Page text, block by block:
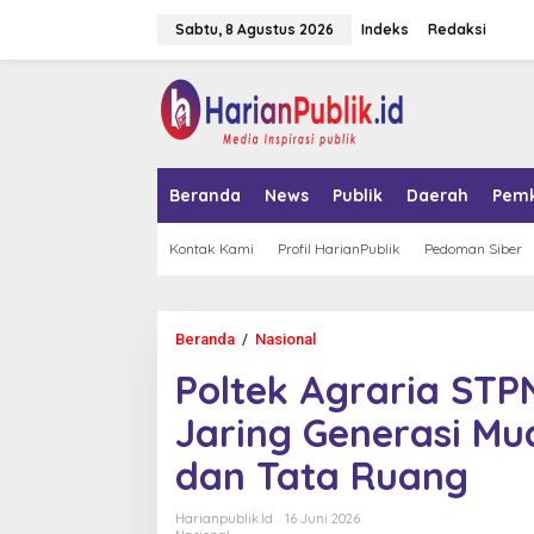
Sabtu, 8 Agustus 2026 Indeks Redaksi
Beranda News Publik Daerah
Kontak Kami Profil HarianPublik Pedoman Siber
Beranda / Nasional
l
t
e
k
A
g
Poltek Agraria
Jaring Generasi
dan Tata Ruang
Harianpublik.id
16 Juni 2026